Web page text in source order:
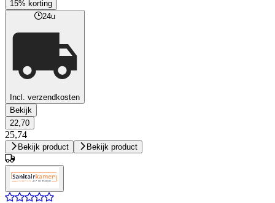
15% korting
24u
Incl. verzendkosten
Bekijk
22,70
25,74
Bekijk product Bekijk product